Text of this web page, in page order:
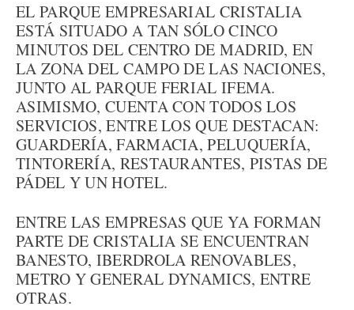
EL PARQUE EMPRESARIAL CRISTALIA
ESTÁ SITUADO A TAN SÓLO CINCO
MINUTOS DEL CENTRO DE MADRID, EN
LA ZONA DEL CAMPO DE LAS NACIONES,
JUNTO AL PARQUE FERIAL IFEMA.
ASIMISMO, CUENTA CON TODOS LOS
SERVICIOS, ENTRE LOS QUE DESTACAN:
GUARDERÍA, FARMACIA, PELUQUERÍA,
TINTORERÍA, RESTAURANTES, PISTAS DE
PÁDEL Y UN HOTEL.
ENTRE LAS EMPRESAS QUE YA FORMAN
PARTE DE CRISTALIA SE ENCUENTRAN
BANESTO, IBERDROLA RENOVABLES,
METRO Y GENERAL DYNAMICS, ENTRE
OTRAS.